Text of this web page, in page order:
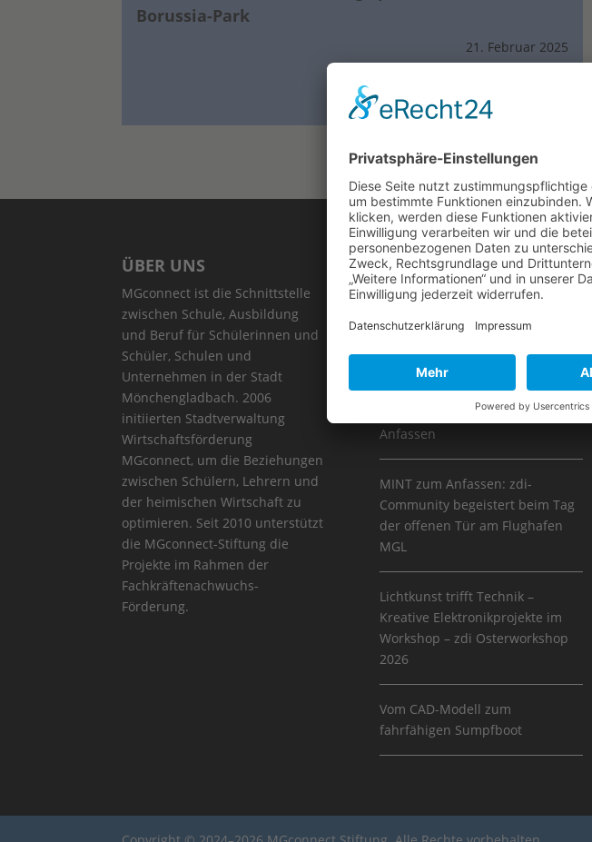
Borussia-Park
21. Februar 2025
ÜBER UNS
MGconnect ist die Schnittstelle
zwischen Schule, Ausbildung
und Beruf für Schülerinnen und
Schüler, Schulen und
Unternehmen in der Stadt
Mönchengladbach. 2006
initiierten Stadtverwaltung
Wirtschaftsförderung
MGconnect, um die Beziehungen
zwischen Schülern, Lehrern und
der heimischen Wirtschaft zu
optimieren. Seit 2010 unterstützt
die MGconnect-Stiftung die
Projekte im Rahmen der
Fachkräftenachwuchs-
Förderung.
NEWS
Galaktische Technikwerkstatt
begeistert bei
Technik, Kreativität und
Berufsorientierung zum
Anfassen
MINT zum Anfassen: zdi-
Community begeistert beim Tag
der offenen Tür am Flughafen
MGL
Lichtkunst trifft Technik –
Kreative Elektronikprojekte im
Workshop – zdi Osterworkshop
2026
Vom CAD-Modell zum
fahrfähigen Sumpfboot